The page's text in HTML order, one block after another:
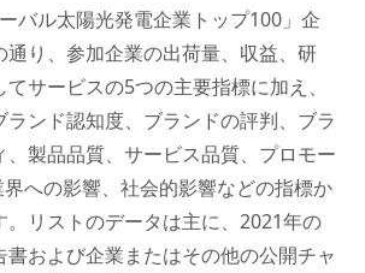
バル太陽光発電企業トップ100」企
通り、参加企業の出荷量、収益、研
サービスの5つの主要指標に加え、
ランド認知度、ブランドの評判、ブラ
、製品品質、サービス品質、プロモー
界への影響、社会的影響などの指標か
。リストのデータは主に、2021年の
および企業またはその他の公開チャ